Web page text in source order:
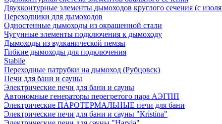
Двухконтурные элементы дымоходов круглого сечения (с
Переходники для дымоходов
Одностенные дымоходы из окрашенной стали
Чугунные элементы подключения к дымоходу
Дымоходы из вулканической пемзы
Гибкие дымоходы для подключения
Stabile
Переходные патрубки на дымоход (Рубцовск)
Печи для бани и сауны
Электрические печи для бани и сауны
Автономные генераторы перегретого пара АЭГПП
Электрические ПАРОТЕРМАЛЬНЫЕ печи для бани
Электрические печи для бани и сауны "Кristina"